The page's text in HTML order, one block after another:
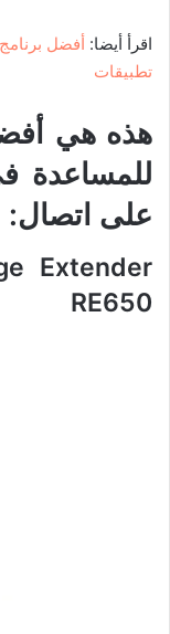
اقرأ أيضا:
تطبيقات
هذه هي
للمساعدة
على اتصال:
Extender
RE650